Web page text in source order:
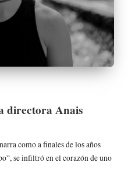
directora Anais
como a finales de los años
se infiltró en el corazón de uno